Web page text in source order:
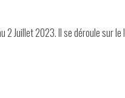
Juillet 2023. Il se déroule sur